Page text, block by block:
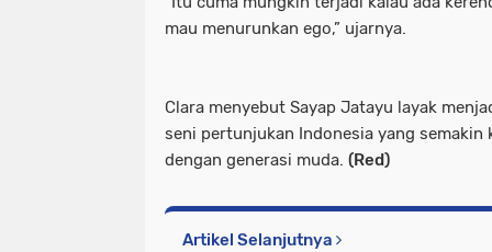
mau menurunkan ego,” ujarnya.
Clara menyebut Sayap Jatayu layak
seni pertunjukan Indonesia yang semakin
dengan generasi muda. (Red)
Artikel Selanjutnya